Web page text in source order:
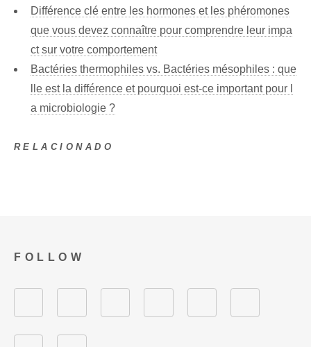
Différence clé entre les hormones et les phéromones
que vous devez connaître pour comprendre leur impa
ct sur votre comportement
Bactéries thermophiles vs. Bactéries mésophiles : que
lle est la différence et pourquoi est-ce important pour l
a microbiologie ?
RELACIONADO
FOLLOW